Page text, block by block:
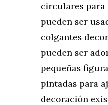
circulares para
pueden ser
colgantes
pueden ser
pequeñas
pintadas para
decoración